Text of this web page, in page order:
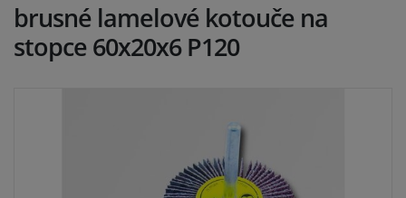
brusné lamelové kotouče na
stopce 60x20x6 P120